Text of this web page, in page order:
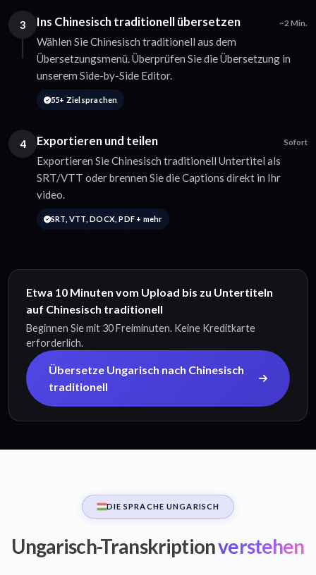
3 Ins Chinesisch traditionell übersetzen ~2 Min.
Wählen Sie Chinesisch traditionell aus dem
Übersetzungsmenü. Überprüfen Sie die Übersetzung in
unserem Side-by-Side Editor.
55+ Zielsprachen
4 Exportieren und teilen Sofort
Exportieren Sie Chinesisch traditionell Untertitel als
SRT/VTT oder brennen Sie die Captions direkt in Ihr
video.
SRT, VTT, DOCX, PDF + mehr
Etwa 10 Minuten vom Upload bis zu Untertiteln
auf Chinesisch traditionell
Beginnen Sie mit 30 Freiminuten. Keine Kreditkarte
erforderlich.
Übersetze Ungarisch nach Chinesisch
traditionell
DIE SPRACHE UNGARISCH
Ungarisch-Transkriptionverstehen